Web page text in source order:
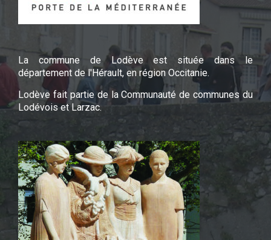
La commune de Lodève est située dans le
département de l'Hérault, en région Occitanie.
Lodève fait partie de la Communauté de communes du
Lodévois et Larzac.